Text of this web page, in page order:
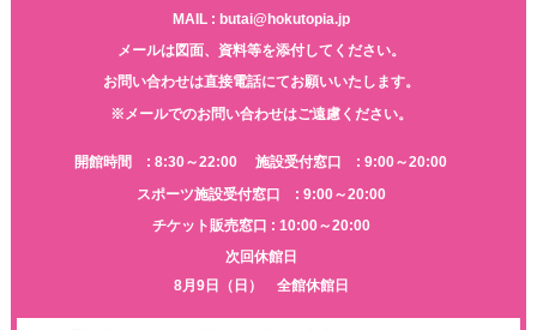
MAIL : butai@hokutopia.jp
メールは図面、資料等を添付してください。
お問い合わせは直接電話にてお願いいたします。
※メールでのお問い合わせはご遠慮ください。
開館時間 : 8:30～22:00
施設受付窓口 : 9:00～20:00
スポーツ施設受付窓口 : 9:00～20:00
チケット販売窓口 : 10:00～20:00
次回休館日
8月9日（日） 全館休館日